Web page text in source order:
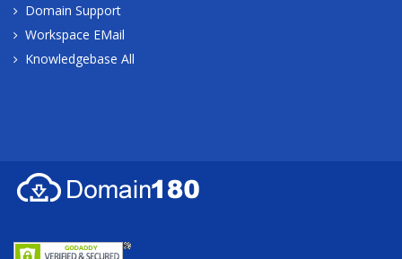
Domain Support
Workspace EMail
Knowledgebase All